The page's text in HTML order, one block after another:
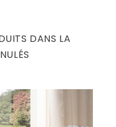
DANS LA